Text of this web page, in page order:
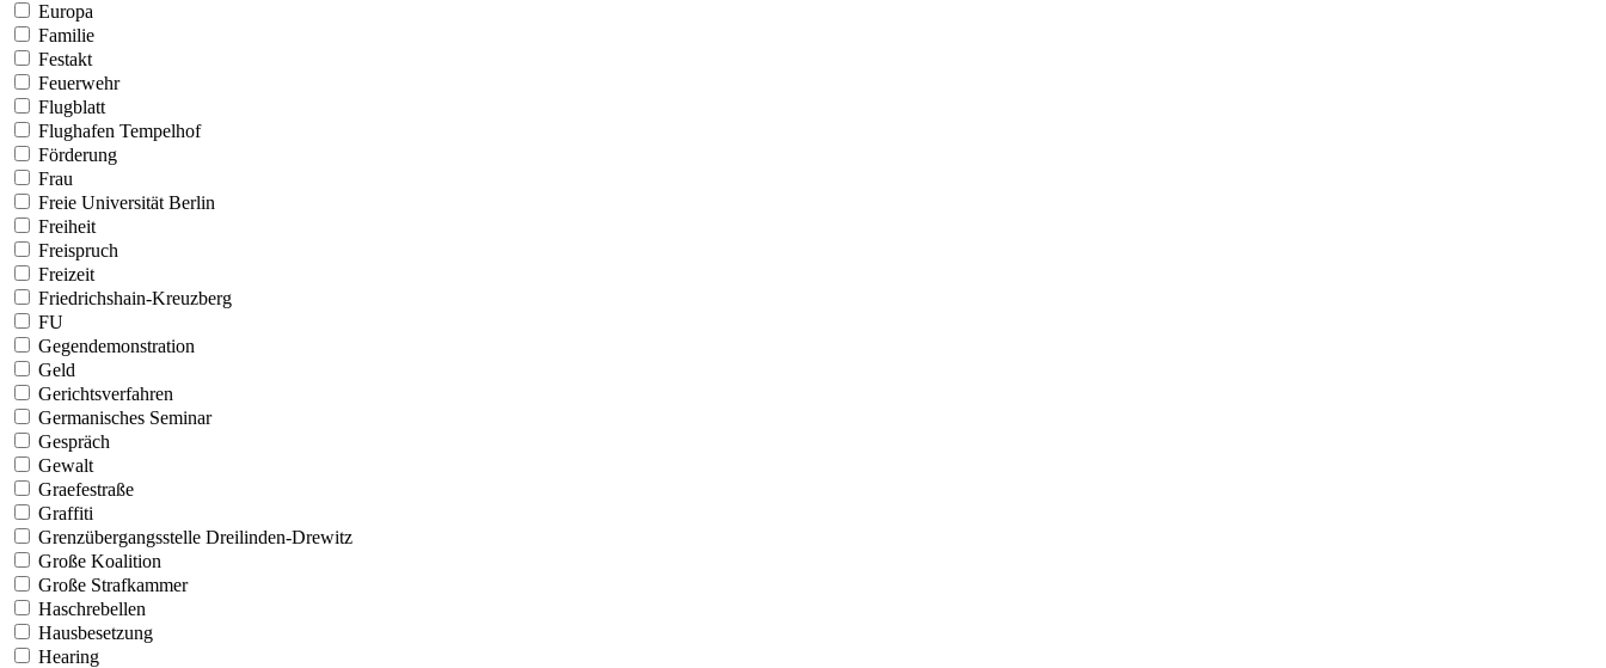
Europa
Familie
Festakt
Feuerwehr
Flugblatt
Flughafen Tempelhof
Förderung
Frau
Freie Universität Berlin
Freiheit
Freispruch
Freizeit
Friedrichshain-Kreuzberg
FU
Gegendemonstration
Geld
Gerichtsverfahren
Germanisches Seminar
Gespräch
Gewalt
Graefestraße
Graffiti
Grenzübergangsstelle Dreilinden-Drewitz
Große Koalition
Große Strafkammer
Haschrebellen
Hausbesetzung
Hearing